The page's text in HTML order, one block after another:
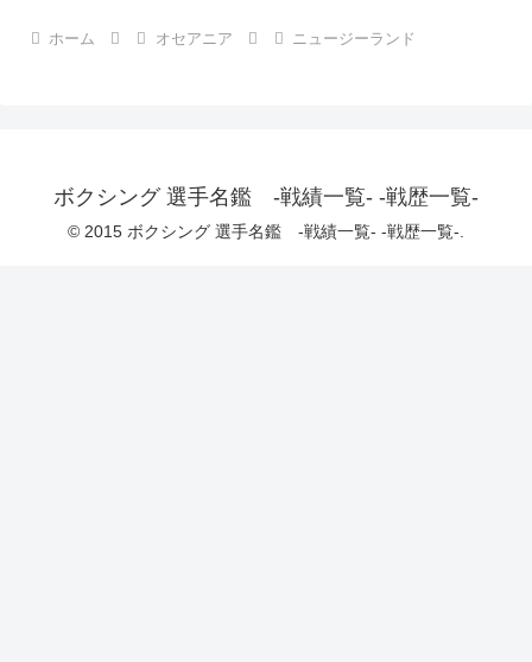
ホーム オセアニア ニュージーランド
ボクシング 選手名鑑 -戦績一覧- -戦歴一覧-
© 2015 ボクシング 選手名鑑 -戦績一覧- -戦歴一覧-.